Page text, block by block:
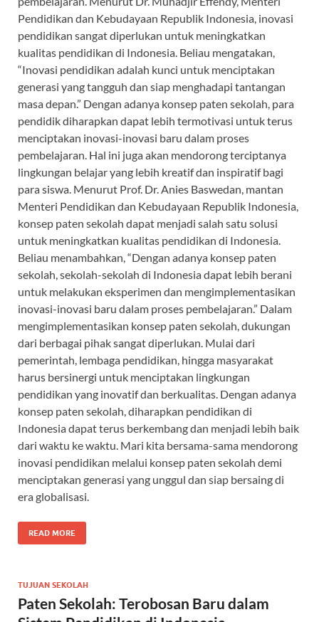
Pendidikan dan Kebudayaan Republik Indonesia, inovasi
pendidikan sangat diperlukan untuk meningkatkan
kualitas pendidikan di Indonesia. Beliau mengatakan,
“Inovasi pendidikan adalah kunci untuk menciptakan
generasi yang tangguh dan siap menghadapi tantangan
masa depan.” Dengan adanya konsep paten sekolah, para
pendidik diharapkan dapat lebih termotivasi untuk terus
menciptakan inovasi-inovasi baru dalam proses
pembelajaran. Hal ini juga akan mendorong terciptanya
lingkungan belajar yang lebih kreatif dan inspiratif bagi
para siswa. Menurut Prof. Dr. Anies Baswedan, mantan
Menteri Pendidikan dan Kebudayaan Republik Indonesia,
konsep paten sekolah dapat menjadi salah satu solusi
untuk meningkatkan kualitas pendidikan di Indonesia.
Beliau menambahkan, “Dengan adanya konsep paten
sekolah, sekolah-sekolah di Indonesia dapat lebih berani
untuk melakukan eksperimen dan mengimplementasikan
inovasi-inovasi baru dalam proses pembelajaran.” Dalam
mengimplementasikan konsep paten sekolah, dukungan
dari berbagai pihak sangat diperlukan. Mulai dari
pemerintah, lembaga pendidikan, hingga masyarakat
harus bersinergi untuk menciptakan lingkungan
pendidikan yang inovatif dan berkualitas. Dengan adanya
konsep paten sekolah, diharapkan pendidikan di
Indonesia dapat terus berkembang dan menjadi lebih baik
dari waktu ke waktu. Mari kita bersama-sama mendorong
inovasi pendidikan melalui konsep paten sekolah demi
menciptakan generasi yang unggul dan siap bersaing di
era globalisasi.
READ MORE
TUJUAN SEKOLAH
Paten Sekolah: Terobosan Baru dalam